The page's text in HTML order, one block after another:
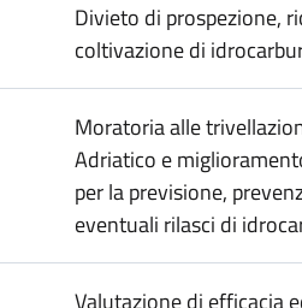
Divieto di prospezione,
coltivazione di
Moratoria alle
Adriatico e
per la previsione,
eventuali rilasci di
Valutazione di efficacia